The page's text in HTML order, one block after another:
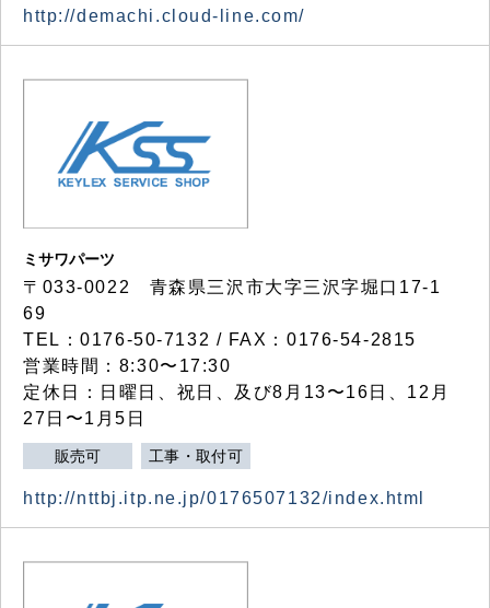
http://demachi.cloud-line.com/
ミサワパーツ
〒033-0022 青森県三沢市大字三沢字堀口17-1
69
TEL：0176-50-7132 / FAX：0176-54-2815
営業時間：8:30〜17:30
定休日：日曜日、祝日、及び8月13〜16日、12月
27日〜1月5日
販売可 工事・取付可
http://nttbj.itp.ne.jp/0176507132/index.html